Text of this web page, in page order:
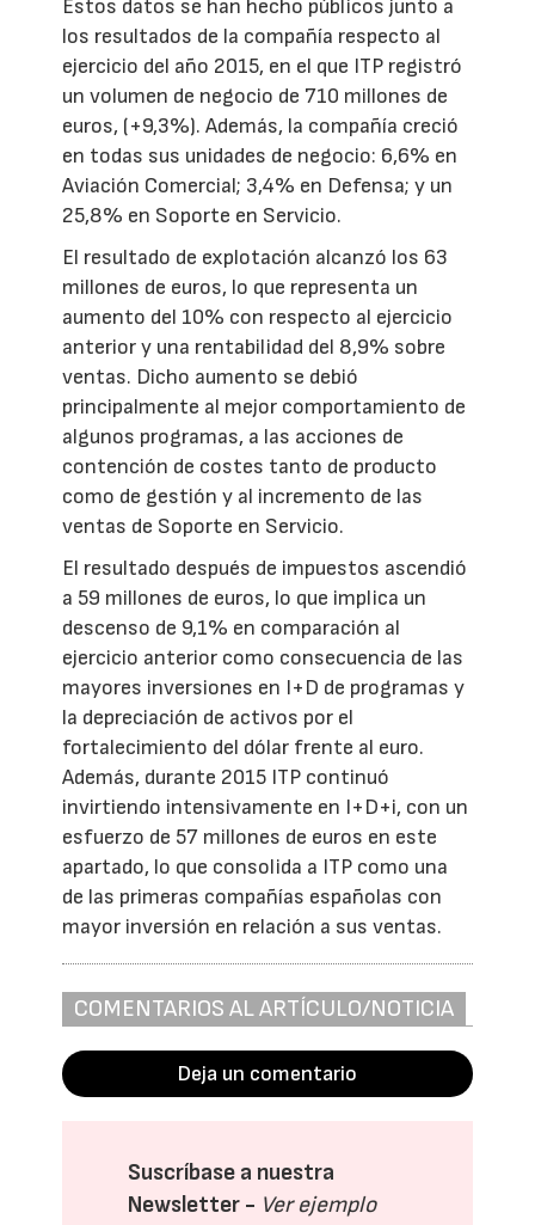
Estos datos se han hecho públicos junto a
los resultados de la compañía respecto al
ejercicio del año 2015, en el que ITP registró
un volumen de negocio de 710 millones de
euros, (+9,3%). Además, la compañía creció
en todas sus unidades de negocio: 6,6% en
Aviación Comercial; 3,4% en Defensa; y un
25,8% en Soporte en Servicio.
El resultado de explotación alcanzó los 63
millones de euros, lo que representa un
aumento del 10% con respecto al ejercicio
anterior y una rentabilidad del 8,9% sobre
ventas. Dicho aumento se debió
principalmente al mejor comportamiento de
algunos programas, a las acciones de
contención de costes tanto de producto
como de gestión y al incremento de las
ventas de Soporte en Servicio.
El resultado después de impuestos ascendió
a 59 millones de euros, lo que implica un
descenso de 9,1% en comparación al
ejercicio anterior como consecuencia de las
mayores inversiones en I+D de programas y
la depreciación de activos por el
fortalecimiento del dólar frente al euro.
Además, durante 2015 ITP continuó
invirtiendo intensivamente en I+D+i, con un
esfuerzo de 57 millones de euros en este
apartado, lo que consolida a ITP como una
de las primeras compañías españolas con
mayor inversión en relación a sus ventas.
COMENTARIOS AL ARTÍCULO/NOTICIA
Deja un comentario
Suscríbase a nuestra
Newsletter - Ver ejemplo